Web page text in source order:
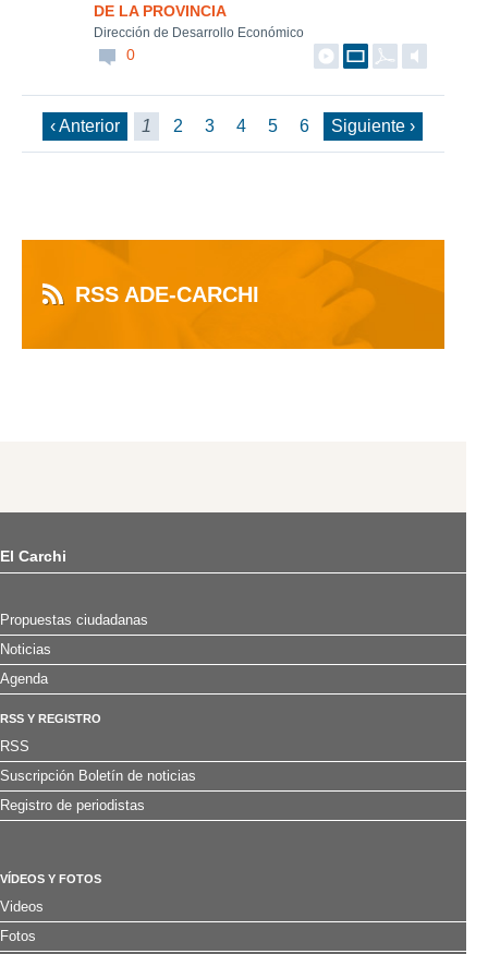
DE LA PROVINCIA
Dirección de Desarrollo Económico
0
‹ Anterior 1 2 3 4 5 6 Siguiente ›
RSS ADE-CARCHI
El Carchi
Propuestas ciudadanas
Noticias
Agenda
RSS Y REGISTRO
RSS
Suscripción Boletín de noticias
Registro de periodistas
VÍDEOS Y FOTOS
Videos
Fotos